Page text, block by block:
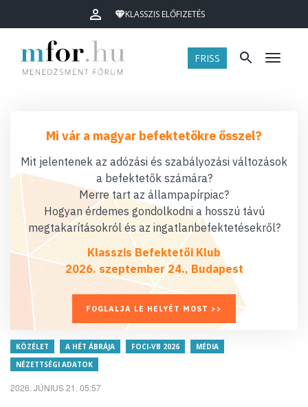
KLASSZIS ELŐFIZETÉS
FRISS Menü
Mi vár a magyar befektetőkre ősszel?
Mit jelentenek az adózási és szabályozási változások
a befektetők számára?
Merre tart az állampapírpiac?
Hogyan érdemes gondolkodni a hosszú távú
megtakarításokról és az ingatlanbefektetésekről?
Klasszis Befektetői Klub
2026. szeptember 24., Budapest
FOGLALJA LE HELYÉT MOST >>
KÖZÉLET A HÉT ÁBRÁJA FOCI-VB 2026
MÉDIA
NÉZETTSÉGI ADATOK
2026. JÚNIUS 21. 05:57